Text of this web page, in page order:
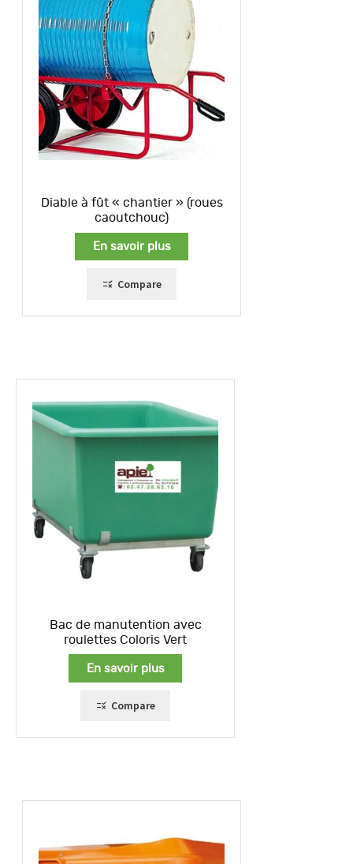
Diable à fût « chantier » (roues
caoutchouc)
En savoir plus
Compare
Bac de manutention avec
roulettes Coloris Vert
En savoir plus
Compare